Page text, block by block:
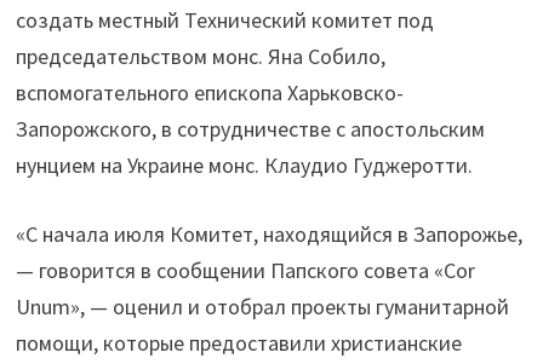
создать местный Технический комитет под
председательством монс. Яна Собило,
вспомогательного епископа Харьковско-
Запорожского, в сотрудничестве с апостольским
нунцием на Украине монс. Клаудио Гуджеротти.
«С начала июля Комитет, находящийся в Запорожье,
— говорится в сообщении Папского совета «Cor
Unum», — оценил и отобрал проекты гуманитарной
помощи, которые предоставили христианские